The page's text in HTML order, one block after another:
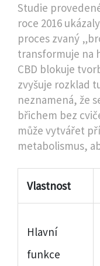
Studie
roce 2016
proces zvaný
transformuje na
CBD blokuje
zvyšuje rozklad
neznamená, že
břichem bez
může vytvářet
metabolismus,
Vlastnost
Hlavní
funkce